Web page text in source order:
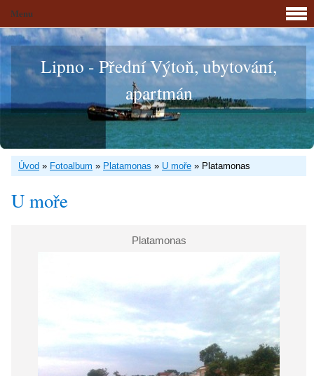
Lipno - Přední Výtoň, ubytování,
apartmán
Úvod » Fotoalbum » Platamonas » U moře » Platamonas
U moře
Platamonas
Menu